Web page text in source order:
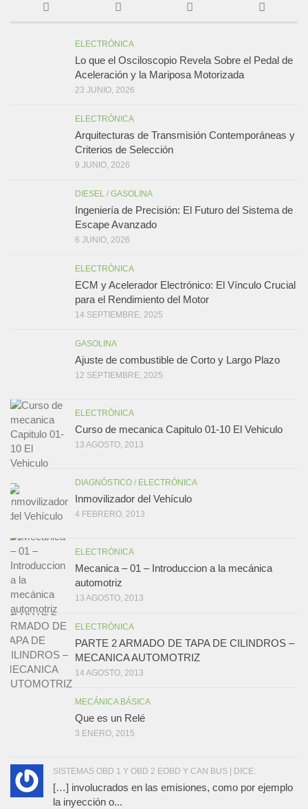
ELECTRÓNICA
Lo que el Osciloscopio Revela Sobre el Pedal de
Aceleración y la Mariposa Motorizada
23 JUNIO, 2026
ELECTRÓNICA
Arquitecturas de Transmisión Contemporáneas y
Criterios de Selección
9 JUNIO, 2026
DIESEL / GASOLINA
Ingeniería de Precisión: El Futuro del Sistema de
Escape Avanzado
6 JUNIO, 2026
ELECTRÓNICA
ECM y Acelerador Electrónico: El Vínculo Crucial
para el Rendimiento del Motor
14 SEPTIEMBRE, 2025
GASOLINA
Ajuste de combustible de Corto y Largo Plazo
12 SEPTIEMBRE, 2025
ELECTRÓNICA
Curso de mecanica Capitulo 01-10 El Vehiculo
13 AGOSTO, 2013
DIAGNÓSTICO / ELECTRÓNICA
Inmovilizador del Vehículo
4 FEBRERO, 2013
ELECTRÓNICA
Mecanica – 01 – Introduccion a la mecánica
automotriz
13 AGOSTO, 2013
ELECTRÓNICA
PARTE 2 ARMADO DE TAPA DE CILINDROS –
MECANICA AUTOMOTRIZ
14 AGOSTO, 2013
MECÁNICA BÁSICA
Que es un Relé
3 ENERO, 2015
SISTEMAS OBD 1 Y OBD 2 EOBD Y CAN BUS | DICE:
[…] involucrados en las emisiones, como por ejemplo
la inyección o...